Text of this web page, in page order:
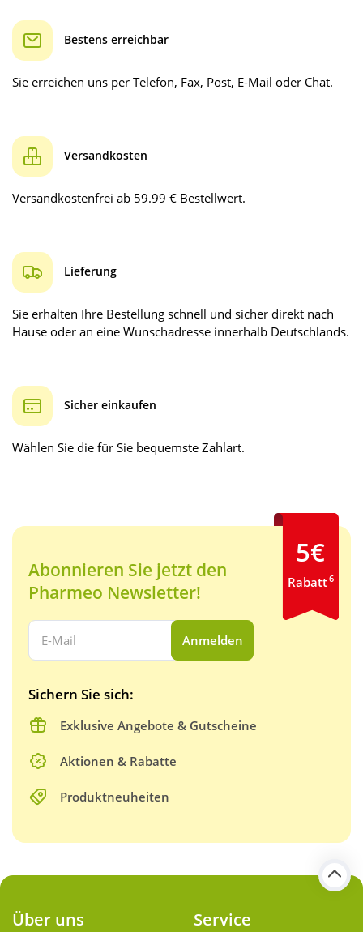
Bestens erreichbar
Sie erreichen uns per Telefon, Fax, Post, E-Mail oder Chat.
Versandkosten
Versandkostenfrei ab 59.99 € Bestellwert.
Lieferung
Sie erhalten Ihre Bestellung schnell und sicher direkt nach
Hause oder an eine Wunschadresse innerhalb Deutschlands.
Sicher einkaufen
Wählen Sie die für Sie bequemste Zahlart.
Abonnieren Sie jetzt den
Pharmeo Newsletter!
Ihre E-Mail Adresse:
Anmelden
Sichern Sie sich:
Exklusive Angebote & Gutscheine
Aktionen & Rabatte
Produktneuheiten
5€
Rabatt6
Über uns Service